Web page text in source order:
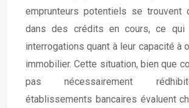
emprunteurs potentiels se trouvent
dans des crédits en cours, ce qui
interrogations quant à leur capacité à
immobilier. Cette situation, bien que
pas nécessairement
établissements bancaires évaluent